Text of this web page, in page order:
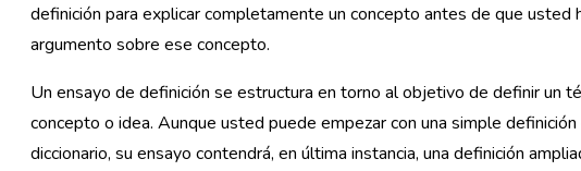
definición para explicar completamente un concepto antes de que usted
argumento sobre ese concepto.
Un ensayo de definición se estructura en torno al objetivo de definir un
concepto o idea. Aunque usted puede empezar con una simple definición
diccionario, su ensayo contendrá, en última instancia, una definición